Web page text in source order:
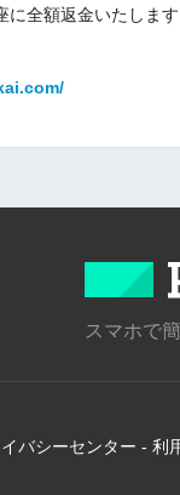
に全額返金いたします
スマホで
バシーセンター - 利